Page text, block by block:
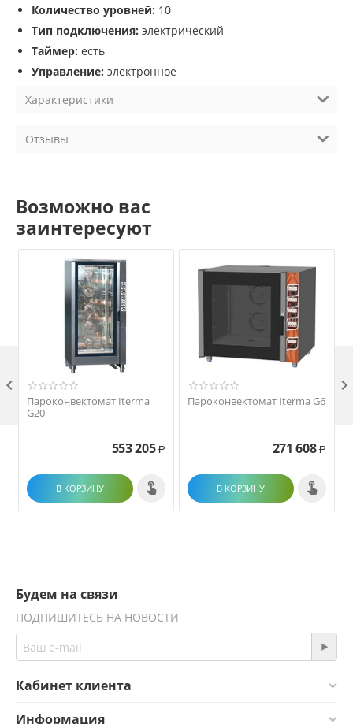
Количество уровней: 10
Тип подключения: электрический
Таймер: есть
Управление: электронное
Характеристики
Отзывы
Возможно вас
заинтересуют
Пароконвектомат Iterma
G20
553 205 Р
В КОРЗИНУ
Пароконвектомат Iterma G6
271 608 Р
В КОРЗИНУ
 
Будем на связи
ПОДПИШИТЕСЬ НА НОВОСТИ
Кабинет клиента
Информация